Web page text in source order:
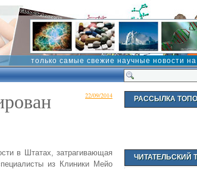
только самые свежие научные новости
22/09/2014
в Штатах, затрагивающая
из Клиники Мейо
РАССЫЛКА
ЧИТАТЕЛЬСКИЙ